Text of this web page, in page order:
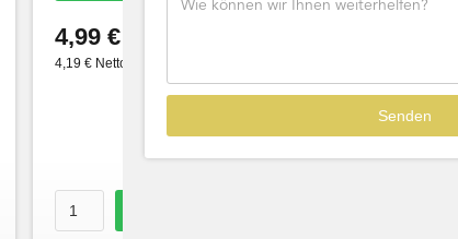
4,99 €
4,19 € Netto
Sofort
39,99